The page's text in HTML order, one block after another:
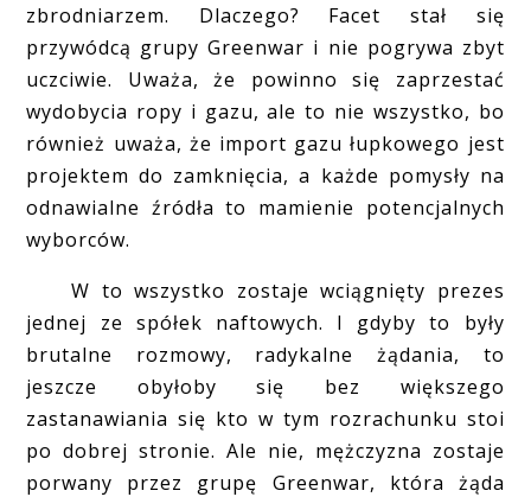
zbrodniarzem. Dlaczego? Facet stał się
przywódcą grupy Greenwar i nie pogrywa zbyt
uczciwie. Uważa, że powinno się zaprzestać
wydobycia ropy i gazu, ale to nie wszystko, bo
również uważa, że import gazu łupkowego jest
projektem do zamknięcia, a każde pomysły na
odnawialne źródła to mamienie potencjalnych
wyborców.
W to wszystko zostaje wciągnięty prezes
jednej ze spółek naftowych. I gdyby to były
brutalne rozmowy, radykalne żądania, to
jeszcze obyłoby się bez większego
zastanawiania się kto w tym rozrachunku stoi
po dobrej stronie. Ale nie, mężczyzna zostaje
porwany przez grupę Greenwar, która żąda